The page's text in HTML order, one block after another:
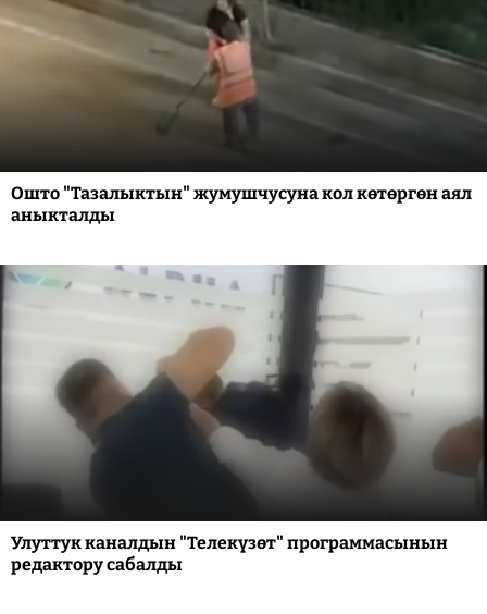
Ошто "Тазалыктын" жумушчусуна кол көтөргөн аял
аныкталды
Улуттук каналдын "Телекүзөт" программасынын
редактору сабалды